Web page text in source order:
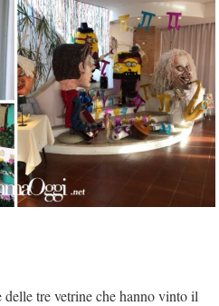
delle tre vetrine che hanno vinto il